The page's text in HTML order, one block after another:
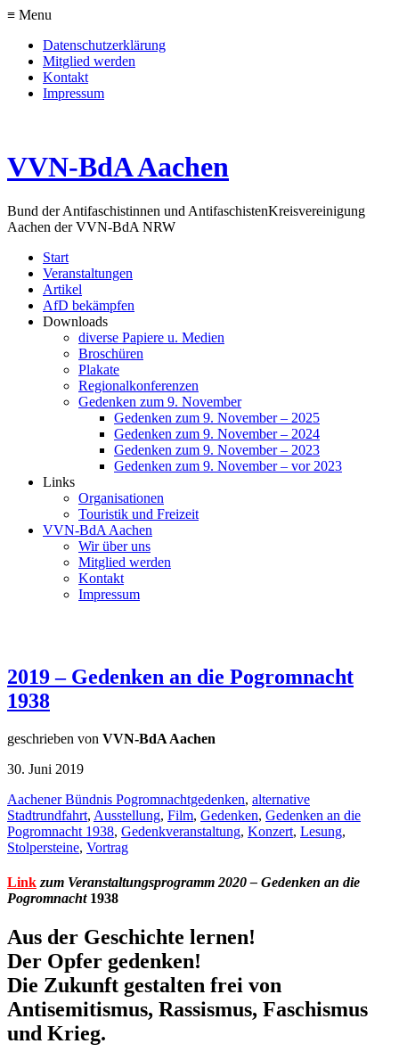
≡ Menu
Datenschutzerklärung
Mitglied werden
Kontakt
Impressum
VVN-BdA Aachen
Bund der Antifaschistinnen und AntifaschistenKreisvereinigung
Aachen der VVN-BdA NRW
Start
Veranstaltungen
Artikel
AfD bekämpfen
Downloads
diverse Papiere u. Medien
Broschüren
Plakate
Regionalkonferenzen
Gedenken zum 9. November
Gedenken zum 9. November – 2025
Gedenken zum 9. November – 2024
Gedenken zum 9. November – 2023
Gedenken zum 9. November – vor 2023
Links
Organisationen
Touristik und Freizeit
VVN-BdA Aachen
Wir über uns
Mitglied werden
Kontakt
Impressum
2019 – Gedenken an die Pogromnacht
1938
geschrieben von VVN-BdA Aachen
30. Juni 2019
Aachener Bündnis Pogromnachtgedenken, alternative
Stadtrundfahrt, Ausstellung, Film, Gedenken, Gedenken an die
Pogromnacht 1938, Gedenkveranstaltung, Konzert, Lesung,
Stolpersteine, Vortrag
Link zum Veranstaltungsprogramm 2020 – Gedenken an die
Pogromnacht1938
Aus der Geschichte lernen!
Der Opfer gedenken!
Die Zukunft gestalten frei von
Antisemitismus, Rassismus, Faschismus
und Krieg.